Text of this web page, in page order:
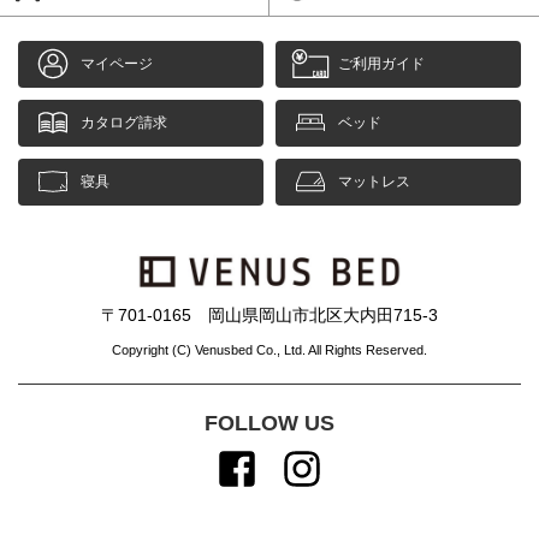
マイページ ご利用ガイド
カタログ請求 ベッド
寝具 マットレス
〒701-0165 岡山県岡山市北区大内田715-3
Copyright (C) Venusbed Co., Ltd. All Rights Reserved.
FOLLOW US